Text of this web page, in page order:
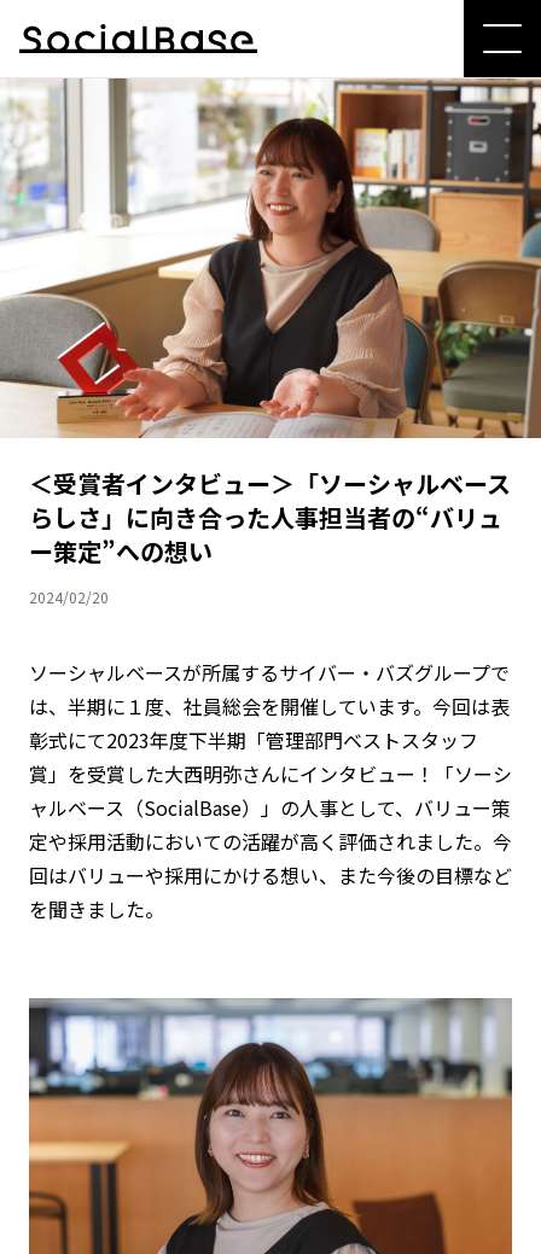
＜受賞者インタビュー＞「ソーシャルベース
らしさ」に向き合った人事担当者の“バリュ
ー策定”への想い
2024/02/20
ソーシャルベースが所属するサイバー・バズグループで
は、半期に１度、社員総会を開催しています。今回は表
彰式にて2023年度下半期「管理部門ベストスタッフ
賞」を受賞した大西明弥さんにインタビュー！「ソーシ
ャルベース（SocialBase）」の人事として、バリュー策
定や採用活動においての活躍が高く評価されました。今
回はバリューや採用にかける想い、また今後の目標など
を聞きました。